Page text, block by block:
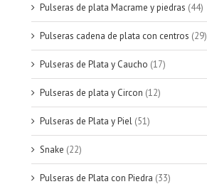
Pulseras de plata Macrame y piedras (44)
Pulseras cadena de plata con centros (29)
Pulseras de Plata y Caucho (17)
Pulseras de plata y Circon (12)
Pulseras de Plata y Piel (51)
Snake (22)
Pulseras de Plata con Piedra (33)